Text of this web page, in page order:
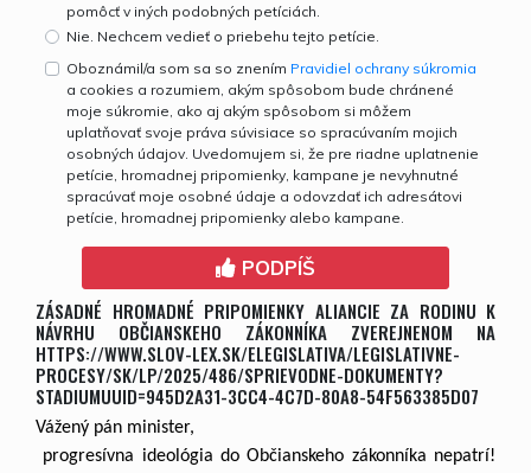
6
7
8
9
pomôcť v iných podobných petíciách.
Nie. Nechcem vedieť o priebehu tejto petície.
Oboznámil/a som sa so znením Pravidiel ochrany súkromia
a cookies a rozumiem, akým spôsobom bude chránené
moje súkromie, ako aj akým spôsobom si môžem
uplatňovať svoje práva súvisiace so spracúvaním mojich
osobných údajov. Uvedomujem si, že pre riadne uplatnenie
petície, hromadnej pripomienky, kampane je nevyhnutné
spracúvať moje osobné údaje a odovzdať ich adresátovi
petície, hromadnej pripomienky alebo kampane.
PODPÍŠ
ZÁSADNÉ HROMADNÉ PRIPOMIENKY ALIANCIE ZA RODINU K
NÁVRHU OBČIANSKEHO ZÁKONNÍKA ZVEREJNENOM NA
HTTPS://WWW.SLOV-LEX.SK/ELEGISLATIVA/LEGISLATIVNE-
PROCESY/SK/LP/2025/486/SPRIEVODNE-DOKUMENTY?
STADIUMUUID=945D2A31-3CC4-4C7D-80A8-54F563385D07
Vážený pán minister,
progresívna ideológia do Občianskeho zákonníka nepatrí!